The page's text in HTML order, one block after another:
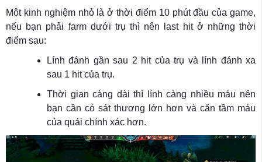
Một kinh nghiệm nhỏ là ở thời điểm 10 phút đầu của game,
nếu bạn phải farm dưới trụ thì nên last hit ở những thời
điểm sau:
Lính đánh gần sau 2 hit của trụ và lính đánh xa
sau 1 hit của trụ.
Thời gian càng dài thì lính càng nhiều máu nên
bạn cần có sát thương lớn hơn và căn tầm máu
của quái chính xác hơn.